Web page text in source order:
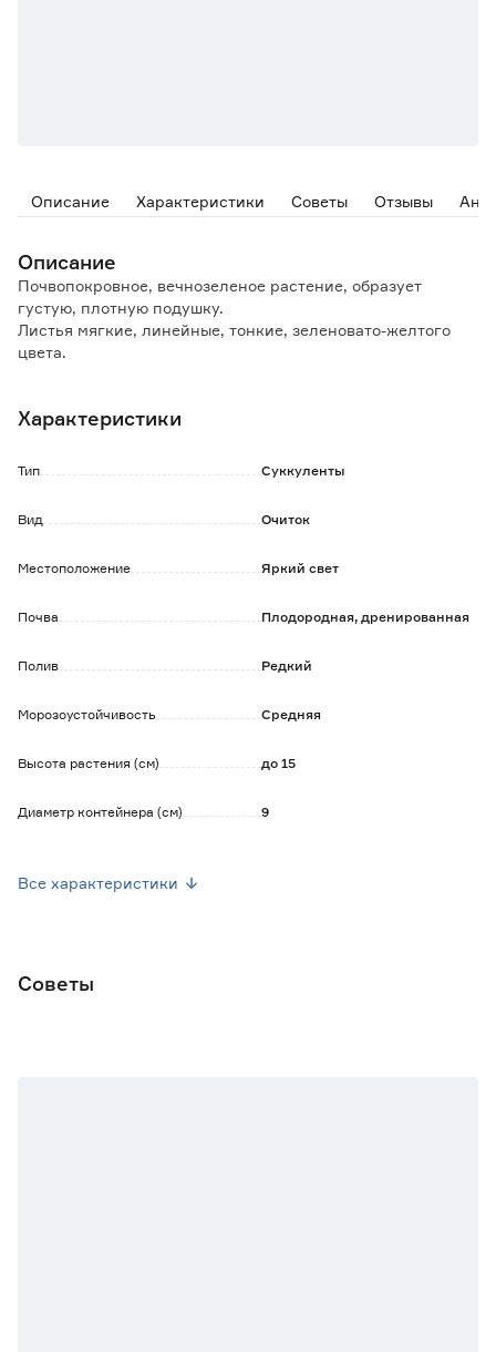
Описание Характеристики Советы Отзывы
Описание
Почвопокровное, вечнозеленое растение, образует
густую, плотную подушку.
Листья мягкие, линейные, тонкие, зеленовато-желтого
цвета.
Обратите внимание:
при t 0+2°С.
Характеристики
Тип Суккуленты
Вид Очиток
Местоположение Яркий свет
Почва Плодородная, дренированная
Полив Редкий
Морозоустойчивость Средняя
Высота растения (см) до 15
Диаметр контейнера (см) 9
Все характеристики
Советы